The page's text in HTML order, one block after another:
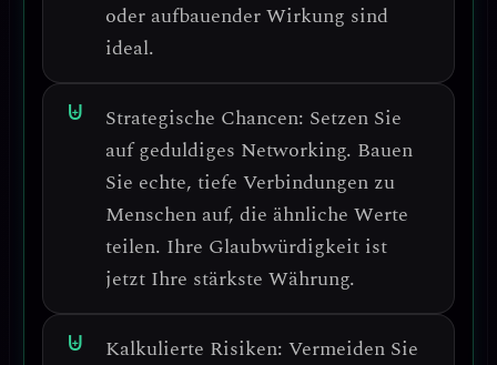
oder aufbauender Wirkung sind
ideal.
Strategische Chancen: Setzen Sie
auf geduldiges Networking. Bauen
Sie echte, tiefe Verbindungen zu
Menschen auf, die ähnliche Werte
teilen. Ihre Glaubwürdigkeit ist
jetzt Ihre stärkste Währung.
Kalkulierte Risiken: Vermeiden Sie